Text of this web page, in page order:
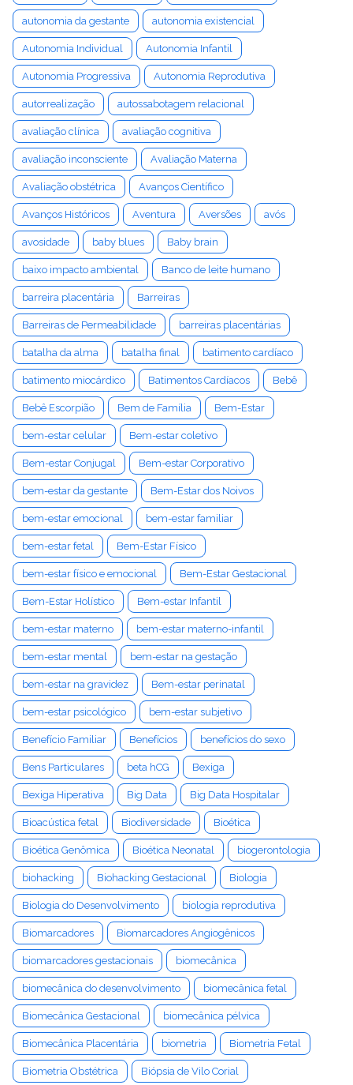
autonomia da gestante autonomia existencial
Autonomia Individual Autonomia Infantil
Autonomia Progressiva Autonomia Reprodutiva
autorrealização autossabotagem relacional
avaliação clínica avaliação cognitiva
avaliação inconsciente Avaliação Materna
Avaliação obstétrica Avanços Científico
Avanços Históricos Aventura Aversões avós
avosidade baby blues Baby brain
baixo impacto ambiental Banco de leite humano
barreira placentária Barreiras
Barreiras de Permeabilidade barreiras placentárias
batalha da alma batalha final batimento cardíaco
batimento miocárdico Batimentos Cardíacos Bebê
Bebê Escorpião Bem de Família Bem-Estar
bem-estar celular Bem-estar coletivo
Bem-estar Conjugal Bem-estar Corporativo
bem-estar da gestante Bem-Estar dos Noivos
bem-estar emocional bem-estar familiar
bem-estar fetal Bem-Estar Físico
bem-estar físico e emocional Bem-Estar Gestacional
Bem-Estar Holístico Bem-estar Infantil
bem-estar materno bem-estar materno-infantil
bem-estar mental bem-estar na gestação
bem-estar na gravidez Bem-estar perinatal
bem-estar psicológico bem-estar subjetivo
Benefício Familiar Benefícios benefícios do sexo
Bens Particulares beta hCG Bexiga
Bexiga Hiperativa Big Data Big Data Hospitalar
Bioacústica fetal Biodiversidade Bioética
Bioética Genômica Bioética Neonatal biogerontologia
biohacking Biohacking Gestacional Biologia
Biologia do Desenvolvimento biologia reprodutiva
Biomarcadores Biomarcadores Angiogênicos
biomarcadores gestacionais biomecânica
biomecânica do desenvolvimento biomecânica fetal
Biomecânica Gestacional biomecânica pélvica
Biomecânica Placentária biometria Biometria Fetal
Biometria Obstétrica Biópsia de Vilo Corial